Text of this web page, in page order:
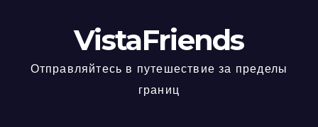
VistaFriends
Отправляйтесь в путешествие за пределы
границ